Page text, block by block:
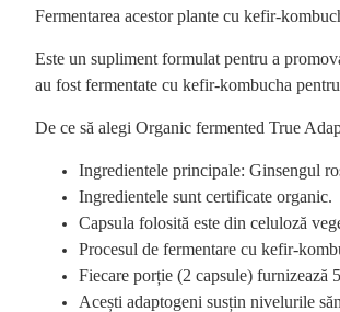
Fermentarea acestor plante cu kefir-
Este un supliment formulat pentru a
au fost fermentate cu kefir-kombucha
De ce să alegi Organic fermented True
Ingredientele principale: Ginsengul
Ingredientele sunt certificate organic.
Capsula folosită este din celuloză
Procesul de fermentare cu kefir-
Fiecare porție (2 capsule) furnizează
Acești adaptogeni susțin nivelurile